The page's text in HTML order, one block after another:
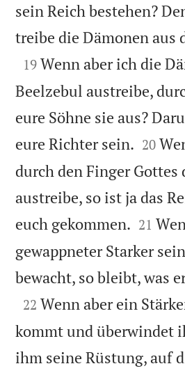
sein Reich bestehen?
treibe die Dämonen aus

19 Wenn aber ich die
Beelzebul austreibe,
eure Söhne sie aus?
eure Richter sein. 

20
durch den Finger Gottes
austreibe, so ist ja das
euch gekommen. 

21
gewappneter Starker
bewacht, so bleibt, was

22 Wenn aber ein
kommt und überwindet
ihm seine Rüstung, auf